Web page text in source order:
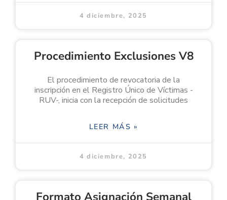
4 diciembre, 2025
Procedimiento Exclusiones V8
El procedimiento de revocatoria de la
inscripción en el Registro Único de Víctimas -
RUV-, inicia con la recepción de solicitudes
LEER MÁS »
4 diciembre, 2025
Formato Asignación Semanal